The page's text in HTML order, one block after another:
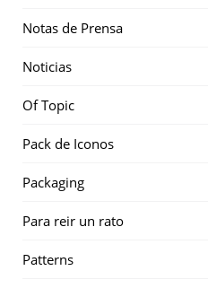
Notas de Prensa
Noticias
Of Topic
Pack de Iconos
Packaging
Para reir un rato
Patterns